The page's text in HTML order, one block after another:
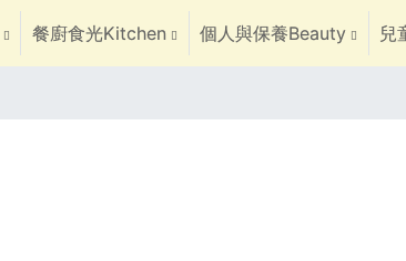
餐廚食光Kitchen 個人與保養Beauty 兒